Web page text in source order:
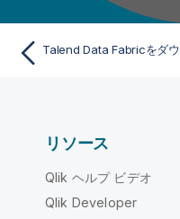
リソース
Qlik ヘルプ ビデオ
Qlik Developer